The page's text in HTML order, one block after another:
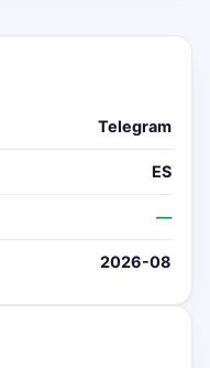
Telegram
ES
—
2026-08